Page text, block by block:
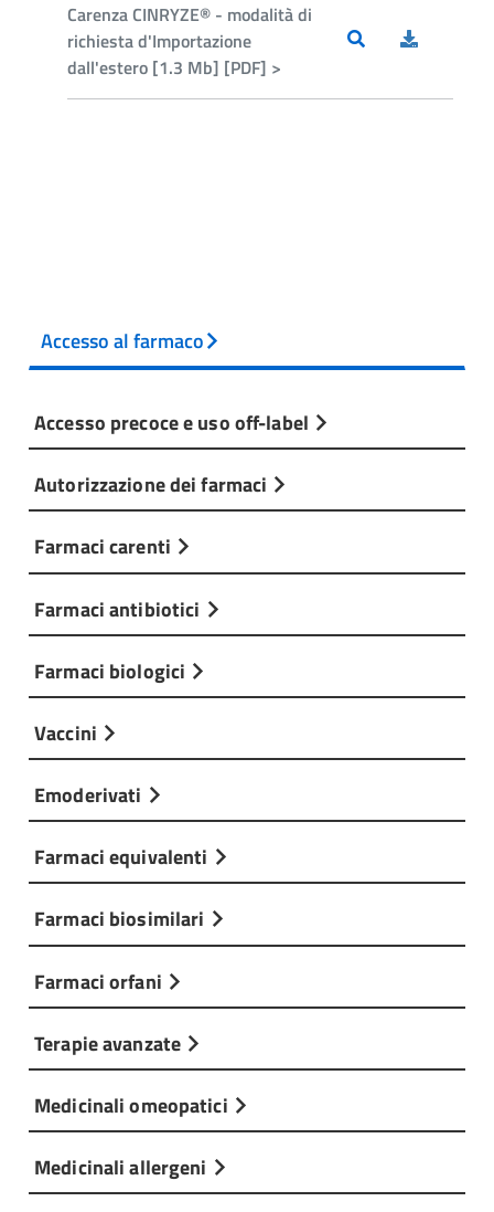
Carenza CINRYZE® - modalità di
richiesta d'Importazione
dall'estero [1.3 Mb] [PDF] >
Accesso al farmaco
Accesso precoce e uso off-label
Autorizzazione dei farmaci
Farmaci carenti
Farmaci antibiotici
Farmaci biologici
Vaccini
Emoderivati
Farmaci equivalenti
Farmaci biosimilari
Farmaci orfani
Terapie avanzate
Medicinali omeopatici
Medicinali allergeni